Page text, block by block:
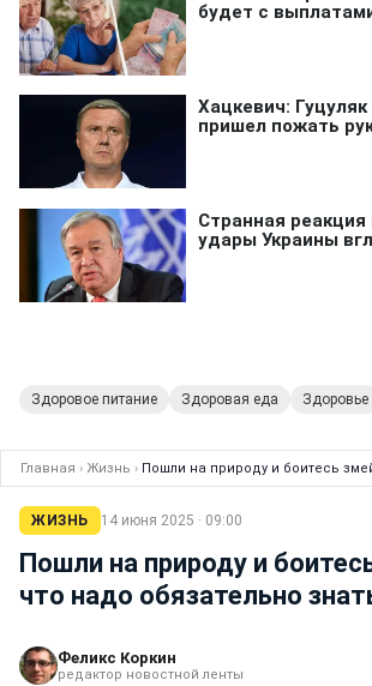
Здоровое питание Здоровая еда Здоровье
Главная › Жизнь › Пошли на природу и боитесь
ЖИЗНЬ 14 июня 2025 · 09:00
Пошли на природу и
что надо обязательно
Феликс Коркин
редактор новостной ленты